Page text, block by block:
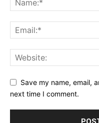
Save my name, email,
next time I comment.